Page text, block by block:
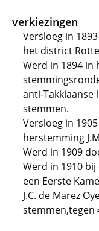
verkiezingen
Versloeg in
het district
Werd in 1894
anti-Takkiaanse
stemmen.
Versloeg in
herstemming
Werd in 1909
Werd in 1910
een Eerste
J.C. de Marez
stemmen,tegen